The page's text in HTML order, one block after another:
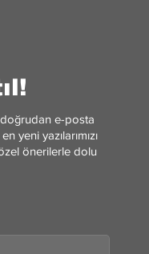
e-posta
yeni yazılarımızı
önerilerle dolu